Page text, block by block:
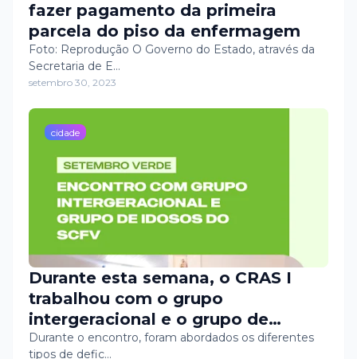
fazer pagamento da primeira
parcela do piso da enfermagem
Foto: Reprodução O Governo do Estado, através da
Secretaria de E…
setembro 30, 2023
cidade
Durante esta semana, o CRAS I
trabalhou com o grupo
intergeracional e o grupo de
idosos do Serviço de Convivência e
Durante o encontro, foram abordados os diferentes
tipos de defic…